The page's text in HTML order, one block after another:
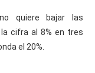
quiere bajar las
cifra al 8% en tres
el 20%.